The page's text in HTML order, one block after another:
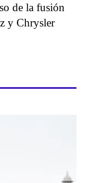
de la fusión
y Chrysler